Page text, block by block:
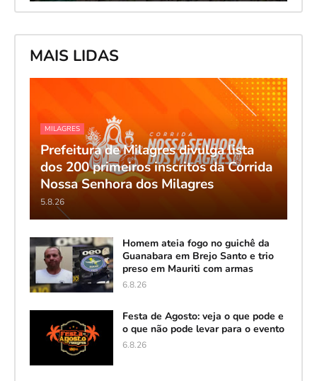
MAIS LIDAS
MILAGRES
Prefeitura de Milagres divulga lista
dos 200 primeiros inscritos da Corrida
Nossa Senhora dos Milagres
5.8.26
Homem ateia fogo no guichê da
Guanabara em Brejo Santo e trio
preso em Mauriti com armas
6.8.26
Festa de Agosto: veja o que pode e
o que não pode levar para o evento
6.8.26